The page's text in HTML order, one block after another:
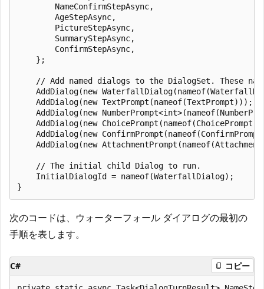
        NameConfirmStepAsync,
        AgeStepAsync,
        PictureStepAsync,
        SummaryStepAsync,
        ConfirmStepAsync,
    };
// Add named dialogs to the DialogSet. These
AddDialog(new
    AddDialog(new TextPrompt(nameof(TextPrompt)));
AddDialog(new
AddDialog(new
AddDialog(new
AddDialog(new
    // The initial child Dialog to run.
    InitialDialogId = nameof(WaterfallDialog);
次のコードは、ウォーターフォール ダイアログの最初の
手順を表します。
C# コピー